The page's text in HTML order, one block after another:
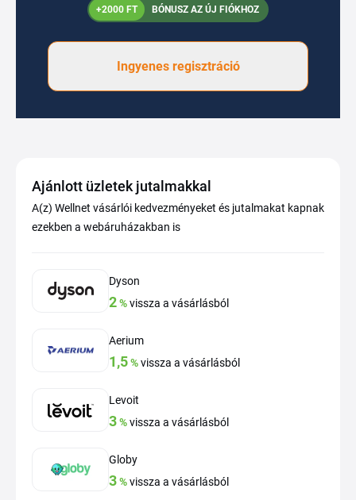
+2000 FT BÓNUSZ AZ ÚJ FIÓKHOZ
Ingyenes regisztráció
Ajánlott üzletek jutalmakkal
A(z) Wellnet vásárlói kedvezményeket és jutalmakat kapnak
ezekben a webáruházakban is
Dyson
2%vissza a vásárlásból
Aerium
1,5%vissza a vásárlásból
Levoit
3%vissza a vásárlásból
Globy
3%vissza a vásárlásból